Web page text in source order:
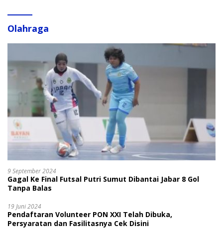
Olahraga
9 September 2024
Gagal Ke Final Futsal Putri Sumut Dibantai Jabar 8 Gol
Tanpa Balas
19 Juni 2024
Pendaftaran Volunteer PON XXI Telah Dibuka,
Persyaratan dan Fasilitasnya Cek Disini